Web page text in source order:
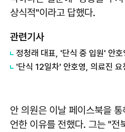
상식적"이라고 답했다.
관련기사
정청래 대표, '단식 중 입원' 안
'단식 12일차' 안호영, 의료진 요
안 의원은 이날 페이스북을
언한 이유를 전했다. 그는 "전